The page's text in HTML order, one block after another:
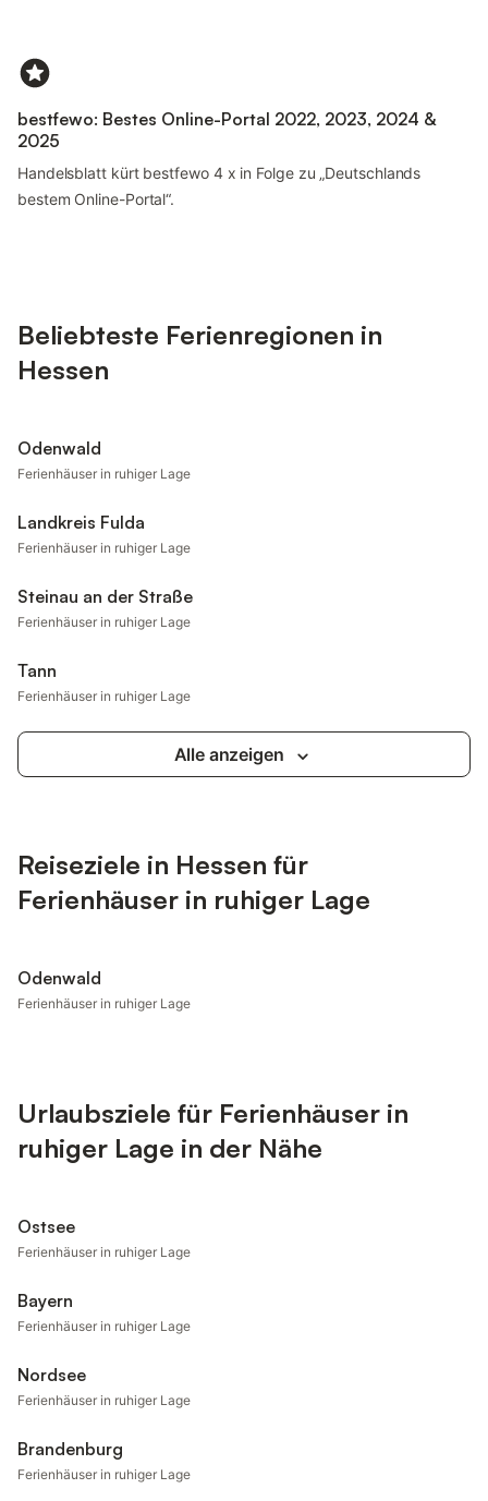
bestfewo: Bestes Online-Portal 2022, 2023, 2024 &
2025
Handelsblatt kürt bestfewo 4 x in Folge zu „Deutschlands
bestem Online-Portal“.
Beliebteste Ferienregionen in
Hessen
Odenwald
Ferienhäuser in ruhiger Lage
Landkreis Fulda
Ferienhäuser in ruhiger Lage
Steinau an der Straße
Ferienhäuser in ruhiger Lage
Tann
Ferienhäuser in ruhiger Lage
Alle anzeigen
Reiseziele in Hessen für
Ferienhäuser in ruhiger Lage
Odenwald
Ferienhäuser in ruhiger Lage
Urlaubsziele für Ferienhäuser in
ruhiger Lage in der Nähe
Ostsee
Ferienhäuser in ruhiger Lage
Bayern
Ferienhäuser in ruhiger Lage
Nordsee
Ferienhäuser in ruhiger Lage
Brandenburg
Ferienhäuser in ruhiger Lage